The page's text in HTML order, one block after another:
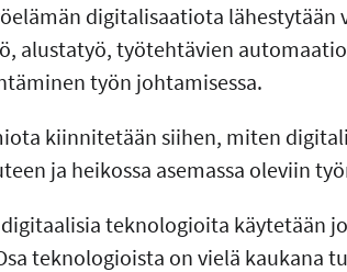
digitalisaatiota
alustatyö, työtehtävien
työn johtamisessa.
kiinnitetään siihen, miten
ja heikossa asemassa oleviin
teknologioita käytetään
teknologioista on vielä kaukana